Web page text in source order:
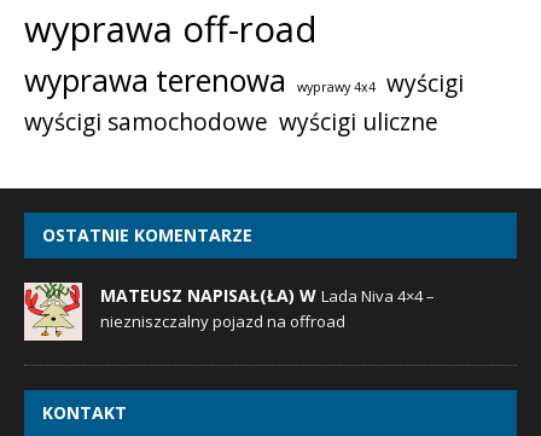
wyprawa off-road
wyprawa terenowa wyprawy 4x4
wyścigi
wyścigi samochodowe wyścigi uliczne
OSTATNIE KOMENTARZE
MATEUSZ NAPISAŁ(ŁA) W Lada Niva 4×4 –
niezniszczalny pojazd na offroad
KONTAKT